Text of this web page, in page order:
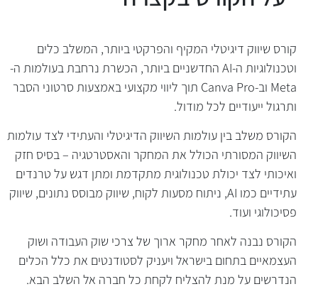
בקצרה
קורס שיווק דיגיטלי המקיף והפרקטי ביותר, המשלב כלים
וטכנולוגיות ה-AI החדשניים ביותר, הכשרת נרחבת בעולמות ה-
Meta וב-Canva Pro תוך ליווי מקצועי באמצעות סרטוני הסבר
ותרגול ייעודיים לכל מודול.
הקורס משלב בין עולמות השיווק הדיגיטלי והעתידי לצד עולמות
השיווק המסורתי הכולל את המחקר והאסטרטגיה – בסיס חזק
ואיכותי לצד יכולת טכנולוגית מתקדמת ומתן דגש על טרנדים
עתידיים כמו AI, ניתוח מסעות לקוח, שיווק מבוסס נתונים, שיווק
פסיכולוגי ועוד.
הקורס נבנה לאחר מחקר ארוך של צרכי שוק העבודה ושוק
העצמאיים בתחום בישראל ויעניק לסטודנטים את כלל הכלים
הנדרשים על מנת להצליח לקחת כל חברה אל השלב הבא.